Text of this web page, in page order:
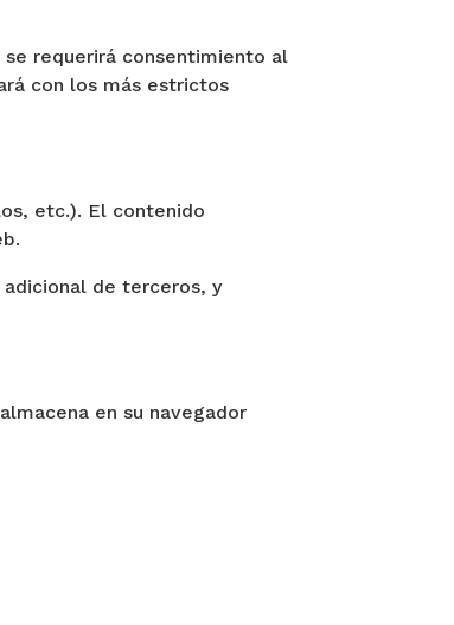
requerirá consentimiento al
con los más estrictos
etc.). El contenido
de terceros, y
en su navegador